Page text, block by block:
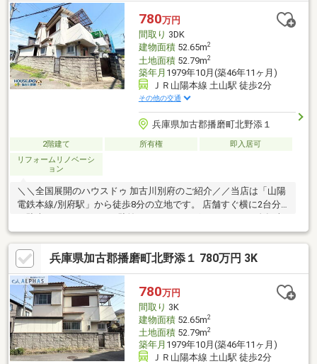
780万円
間取り 3DK
建物面積52.65m2
土地面積52.79m2
築年月 1979年10月(築46年11ヶ月)
ＪＲ山陽本線 土山駅 徒歩2分
その他の交通
兵庫県加古郡播磨町北野添１
2階建て 所有権
即入居可
リフォームリノベーシ
ョン
＼＼全国展開のハウスドゥ 加古川別府のご紹介／／当店は「山陽
電鉄本線/別府駅」から徒歩8分の立地です。 店舗すぐ横に2台分
やバイクでもお気軽にご来店ください！ 送迎サービスも有ります
ので、ご希望の場所までお車でお伺いします♪◆現地見学で体感
♪『まずは見てみたい』も大歓迎！電話・WEBから気軽にご連絡
ください！◆インターネット未公開物件も多数！加古川・播磨町
エリアでお探しの方は当社へお問合せ下さい♪
兵庫県加古郡播磨町北野添１ 780万円 3K
780万円
間取り 3K
建物面積52.65m2
土地面積52.79m2
築年月 1979年10月(築46年11ヶ月)
ＪＲ山陽本線 土山駅 徒歩2分